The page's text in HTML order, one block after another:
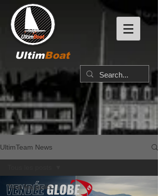
UltimBoat
UltimTeam News
Tous les posts